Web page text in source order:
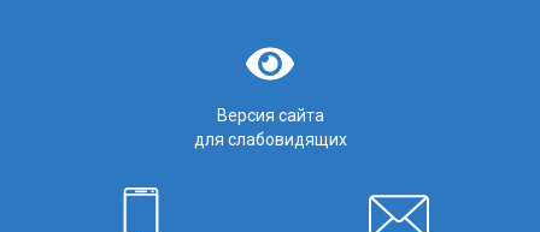
Версия сайта
для слабовидящих